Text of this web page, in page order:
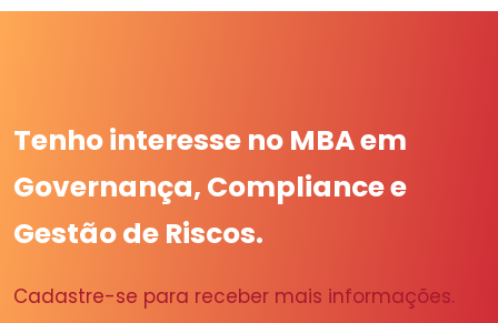
Tenho interesse no MBA em
Governança, Compliance e
Gestão de Riscos.
Cadastre-se para receber mais informações.